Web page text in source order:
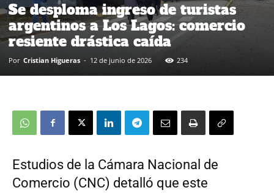
Se desploma ingreso de turistas
argentinos a Los Lagos: comercio
resiente drástica caída
Por Cristian Higueras - 12 de junio de 2026 234
Estudios de la Cámara Nacional de
Comercio (CNC) detalló que este